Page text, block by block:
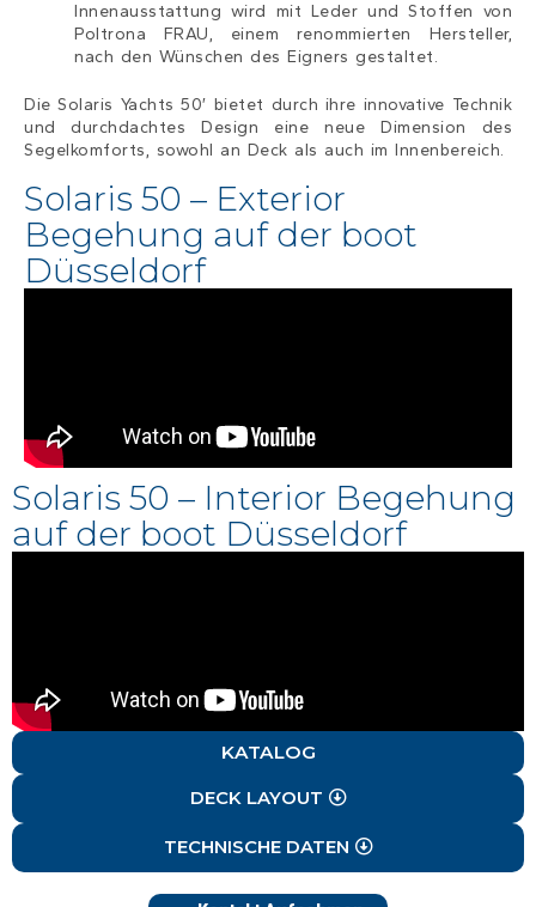
Innenausstattung wird mit Leder und Stoffen von
Poltrona FRAU, einem renommierten Hersteller,
nach den Wünschen des Eigners gestaltet.
Die Solaris Yachts 50′ bietet durch ihre innovative Technik
und durchdachtes Design eine neue Dimension des
Segelkomforts, sowohl an Deck als auch im Innenbereich.
Solaris 50 – Exterior
Begehung auf der boot
Düsseldorf
Solaris 50 – Interior Begehung
auf der boot Düsseldorf
KATALOG
DECK LAYOUT
TECHNISCHE DATEN